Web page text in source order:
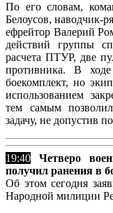
По его словам,
Белоусов, наводчик-
ефрейтор Валерий
действий группы
расчета ПТУР, две
противника. В
боекомплект, но
использованием
тем самым
задачу, не допустив
19:40
Четверо
получил ранения в
Об этом сегодня
Народной милиции